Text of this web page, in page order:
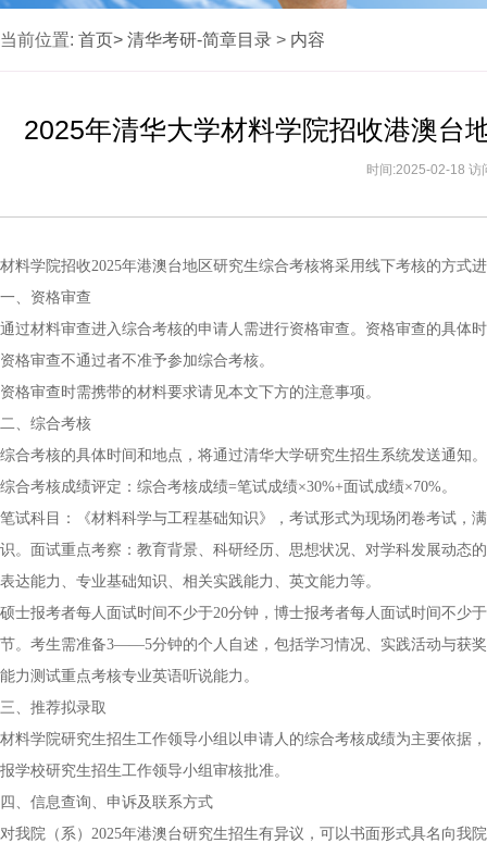
当前位置: 首页> 清华考研-简章目录 > 内容
2025年清华大学材料学院招收港澳台
时间:2025-02-18 访
材料学院招收2025年港澳台地区研究生综合考核将采用线下考核的方式
一、资格审查
通过材料审查进入综合考核的申请人需进行资格审查。资格审查的具体
资格审查不通过者不准予参加综合考核。
资格审查时需携带的材料要求请见本文下方的注意事项。
二、综合考核
综合考核的具体时间和地点，将通过清华大学研究生招生系统发送通知
综合考核成绩评定：综合考核成绩=笔试成绩×30%+面试成绩×70%。
笔试科目：《材料科学与工程基础知识》，考试形式为现场闭卷考试，
识。面试重点考察：教育背景、科研经历、思想状况、对学科发展动态
表达能力、专业基础知识、相关实践能力、英文能力等。
硕士报考者每人面试时间不少于20分钟，博士报考者每人面试时间不少
节。考生需准备3——5分钟的个人自述，包括学习情况、实践活动与获
能力测试重点考核专业英语听说能力。
三、推荐拟录取
材料学院研究生招生工作领导小组以申请人的综合考核成绩为主要依据
报学校研究生招生工作领导小组审核批准。
四、信息查询、申诉及联系方式
对我院（系）2025年港澳台研究生招生有异议，可以书面形式具名向我